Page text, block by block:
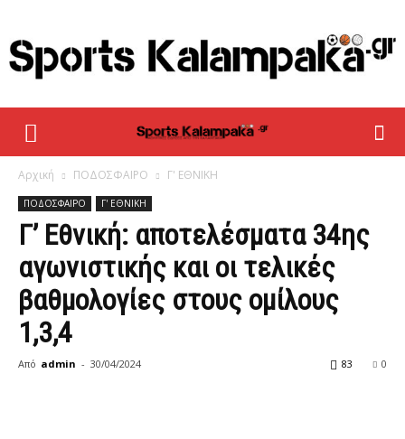
sportskalampaka
Αρχική ΠΟΔΟΣΦΑΙΡΟ Γ' ΕΘΝΙΚΗ
ΠΟΔΟΣΦΑΙΡΟ Γ' ΕΘΝΙΚΗ
Γ’ Εθνική: αποτελέσματα 34ης
αγωνιστικής και οι τελικές
βαθμολογίες στους ομίλους
1,3,4
Από admin - 30/04/2024 0
83